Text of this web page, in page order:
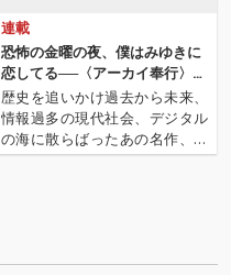
連載
恐怖の金曜の夜、僕はみゆきに
恋してる──〈アーカイ奉行〉第
2巻
歴史を追いかけ過去から未来、
情報過多の現代社会、デジタル
の海に散らばったあの名作、こ
の名作たちをひとつにまとめる
音源 2.これまで未配信…